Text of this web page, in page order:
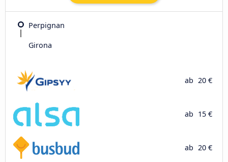
Perpignan
Girona
ab 20 €
ab 15 €
ab 20 €